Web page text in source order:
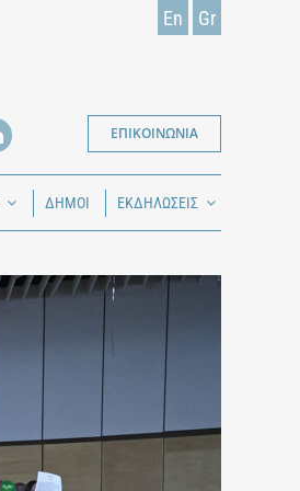
En Gr
ΕΠΙΚΟΙΝΩΝΙΑ
ΔΗΜΟΙ ΕΚΔΗΛΩΣΕΙΣ